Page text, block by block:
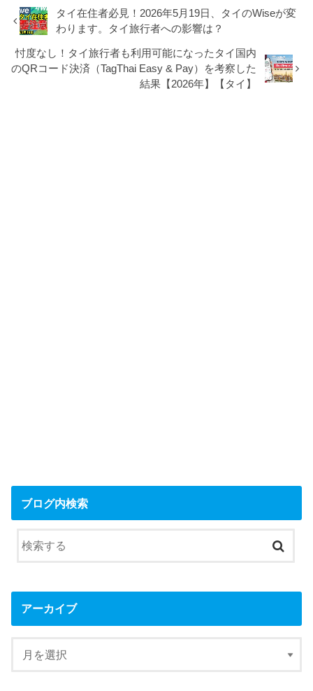
タイ在住者必見！2026年5月19日、タイのWiseが変
わります。タイ旅行者への影響は？
忖度なし！タイ旅行者も利用可能になったタイ国内
のQRコード決済（TagThai Easy & Pay）を考察した
結果【2026年】【タイ】
ブログ内検索
アーカイブ